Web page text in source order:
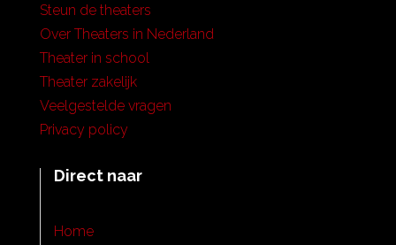
Steun de theaters
Over Theaters in Nederland
Theater in school
Theater zakelijk
Veelgestelde vragen
Privacy policy
Direct naar
Home